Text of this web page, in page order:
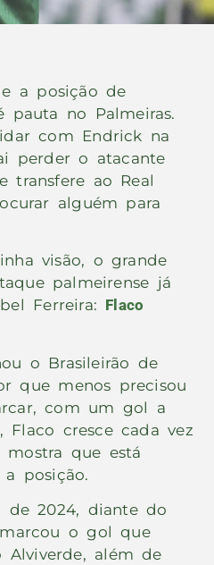
a posição de
pauta no Palmeiras.
com Endrick na
perder o atacante
transfere ao Real
alguém para
visão, o grande
palmeirense já
Ferreira: Flaco
o Brasileirão de
que menos precisou
com um gol a
Flaco cresce cada vez
que está
posição.
de 2024, diante do
o gol que
além de